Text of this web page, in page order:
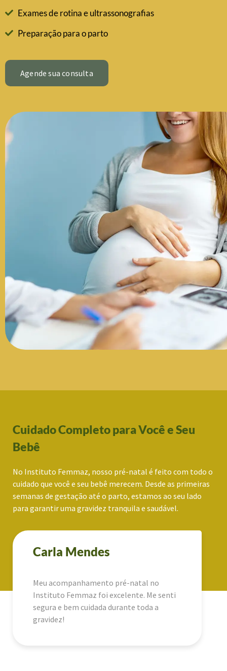
Exames de rotina e ultrassonografias
Preparação para o parto
Agende sua consulta
Cuidado Completo para Você e Seu
Bebê
No Instituto Femmaz, nosso pré-natal é feito com todo o
cuidado que você e seu bebê merecem. Desde as primeiras
semanas de gestação até o parto, estamos ao seu lado
para garantir uma gravidez tranquila e saudável.
Carla Mendes
Meu acompanhamento pré-natal no
Instituto Femmaz foi excelente. Me senti
segura e bem cuidada durante toda a
gravidez!